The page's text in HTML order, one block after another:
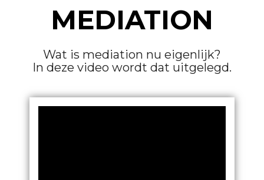
MEDIATION
Wat is mediation nu eigenlijk?
In deze video wordt dat uitgelegd.